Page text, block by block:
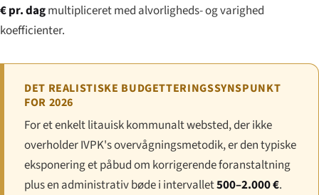
€ pr. dagmultipliceret med alvorligheds- og varighed
koefficienter.
DET REALISTISKE BUDGETTERINGSSYNSPUNKT
FOR 2026
For et enkelt litauisk kommunalt websted, der ikke
overholder IVPK's overvågningsmetodik, er den typiske
eksponering et påbud om korrigerende foranstaltning
plus en administrativ bøde i intervallet500–2.000 €.